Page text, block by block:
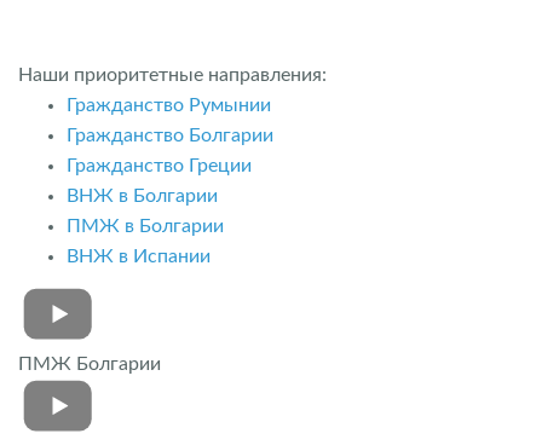
Наши приоритетные направления:
Гражданство Румынии
Гражданство Болгарии
Гражданство Греции
ВНЖ в Болгарии
ПМЖ в Болгарии
ВНЖ в Испании
ПМЖ Болгарии